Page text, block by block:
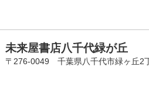
未来屋書店八千代緑が丘
〒276-0049 千葉県八千代市緑ヶ丘2